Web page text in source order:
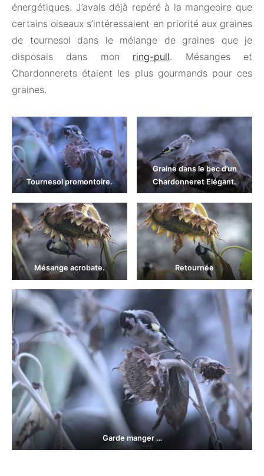
énergétiques. J’avais déjà repéré à la mangeoire que
certains oiseaux s’intéressaient en priorité aux graines
de tournesol dans le mélange de graines que je
disposais dans mon ring-pull. Mésanges et
Chardonnerets étaient les plus gourmands pour ces
graines.
Tournesol promontoire.
Graine dans le bec d’un
Chardonneret Elégant.
Mésange acrobate. Retournée
Garde manger …